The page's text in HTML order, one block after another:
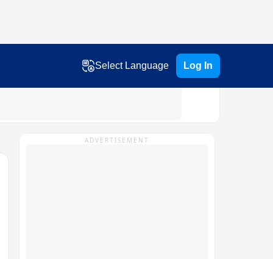
Select Language Log In
ADVERTISEMENT